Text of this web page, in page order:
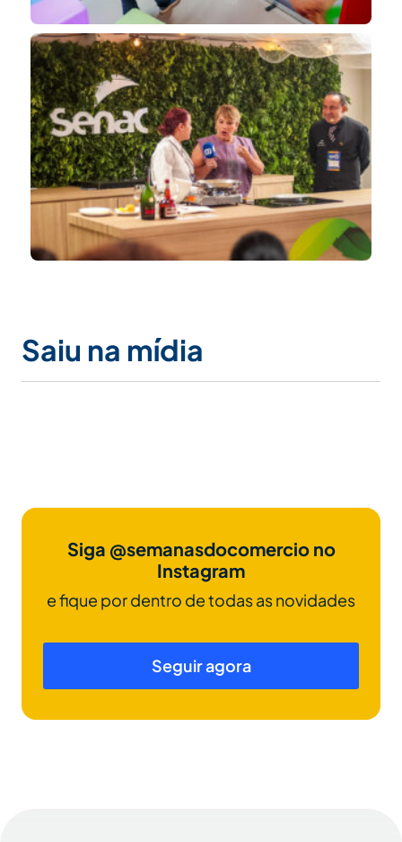
Saiu na mídia
Siga @semanasdocomercio no
Instagram
e fique por dentro de todas as novidades
Seguir agora